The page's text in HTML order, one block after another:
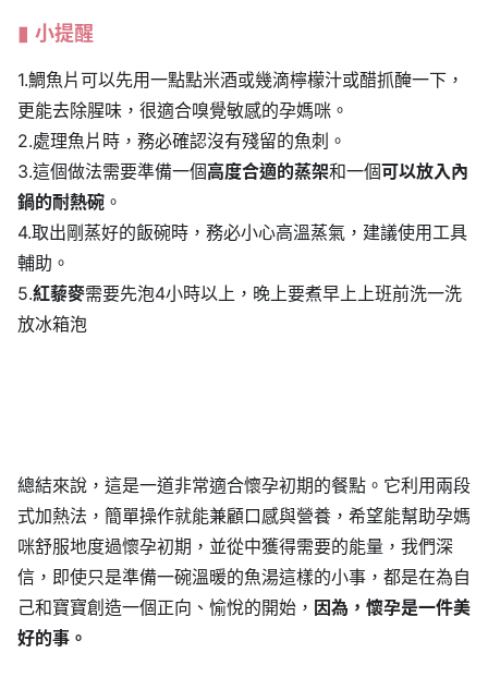
小提醒
1.鯛魚片可以先用一點點米酒或幾滴檸檬汁或醋抓醃一下，
更能去除腥味，很適合嗅覺敏感的孕媽咪。
2.處理魚片時，務必確認沒有殘留的魚刺。
3.這個做法需要準備一個高度合適的蒸架和一個可以放入內
鍋的耐熱碗 。
4.取出剛蒸好的飯碗時，務必小心高溫蒸氣，建議使用工具
輔助。
5.紅藜麥需要先泡4小時以上，晚上要煮早上上班前洗一洗
放冰箱泡
總結來說，這是一道非常適合懷孕初期的餐點。它利用兩段
式加熱法，簡單操作就能兼顧口感與營養，希望能幫助孕媽
咪舒服地度過懷孕初期，並從中獲得需要的能量，我們深
信，即使只是準備一碗溫暖的魚湯這樣的小事，都是在為自
己和寶寶創造一個正向、愉悅的開始， 因為，懷孕是一件美
好的事。